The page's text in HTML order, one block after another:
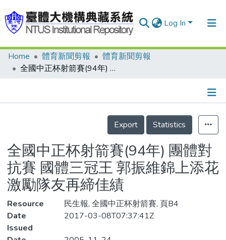
Log In
Communities & Collections
Statistics
Home 體育新聞剪報
體育新聞剪報
全國中正杯射箭賽(94年) 團體對抗賽 國體三冠王 郭振維錦上添花 激勵隊友再締佳績
Details
Export
Statistics
全國中正杯射箭賽(94年) 團體對
抗賽 國體三冠王 郭振維錦上添花
激勵隊友再締佳績
Resource
民生報, 全國中正杯射箭賽, 頁B4
Date
Issued
2017-03-08T07:37:41Z